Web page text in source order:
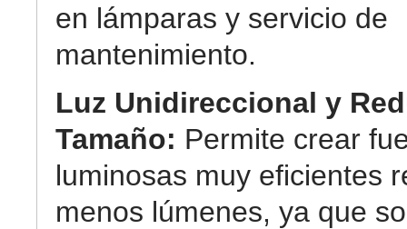
en lámparas y servicio de
mantenimiento.
Luz Unidireccional y
Tamaño: Permite crear
luminosas muy eficientes
menos lúmenes, ya que